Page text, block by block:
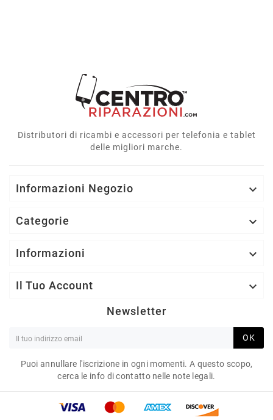
Distributori di ricambi e accessori per telefonia e tablet
delle migliori marche.
Informazioni Negozio 
Categorie 
Informazioni 
Il Tuo Account 
Newsletter
OK
Puoi annullare l'iscrizione in ogni momenti. A questo scopo,
cerca le info di contatto nelle note legali.